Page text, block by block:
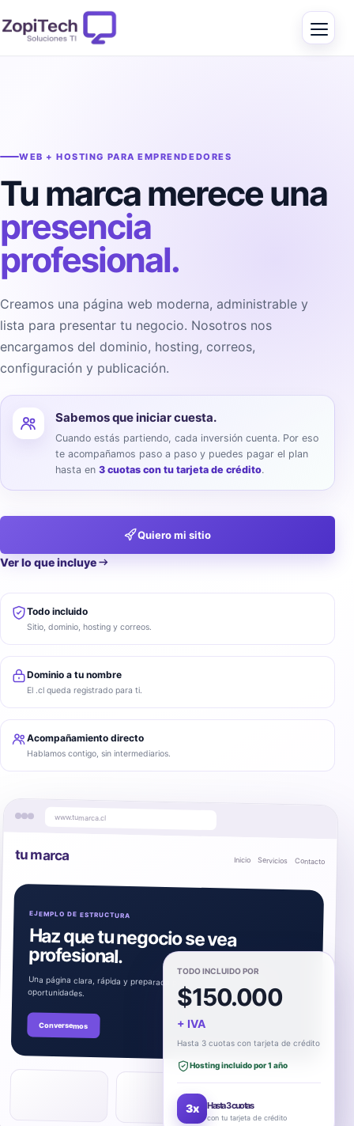
WEB + HOSTING PARA EMPRENDEDORES
Tu marca merece una
presencia
profesional.
Creamos una página web moderna, administrable y
lista para presentar tu negocio. Nosotros nos
encargamos del dominio, hosting, correos,
configuración y publicación.
Sabemos que iniciar cuesta.
Cuando estás partiendo, cada inversión cuenta. Por eso
te acompañamos paso a paso y puedes pagar el plan
hasta en 3 cuotas con tu tarjeta de crédito.
Quiero mi sitio
Ver lo que incluye
Todo incluido
Sitio, dominio, hosting y correos.
Dominio a tu nombre
El .cl queda registrado para ti.
Acompañamiento directo
Hablamos contigo, sin intermediarios.
www.tumarca.cl
tu marca Inicio Servicios Contacto
EJEMPLO DE ESTRUCTURA
Haz que tu negocio se vea
profesional.
Una página clara, rápida y preparada para convertir visitas en
oportunidades.
Conversemos
TODO INCLUIDO POR
$150.000
+ IVA
Hasta 3 cuotas con tarjeta de crédito
Hosting incluido por 1 año
3x Hasta 3 cuotas
con tu tarjeta de crédito